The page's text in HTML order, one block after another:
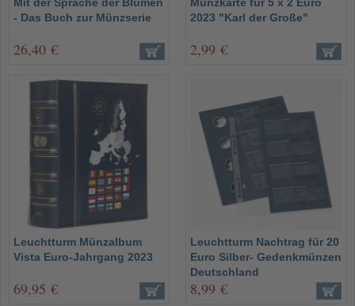
Mit der Sprache der Blumen
- Das Buch zur Münzserie
26,40 €
Münzkarte für 5 x 2 Euro
2023 "Karl der Große"
2,99 €
Leuchtturm Münzalbum
Vista Euro-Jahrgang 2023
69,95 €
Leuchtturm Nachtrag für 20
Euro Silber- Gedenkmünzen
Deutschland
8,99 €